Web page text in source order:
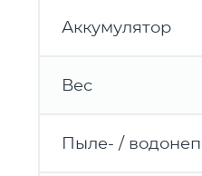
Аккумулятор
Вес
Пыле- /